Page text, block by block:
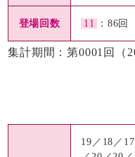
登場回数 11 ：86回
集計期間：第0001回（
19／18／